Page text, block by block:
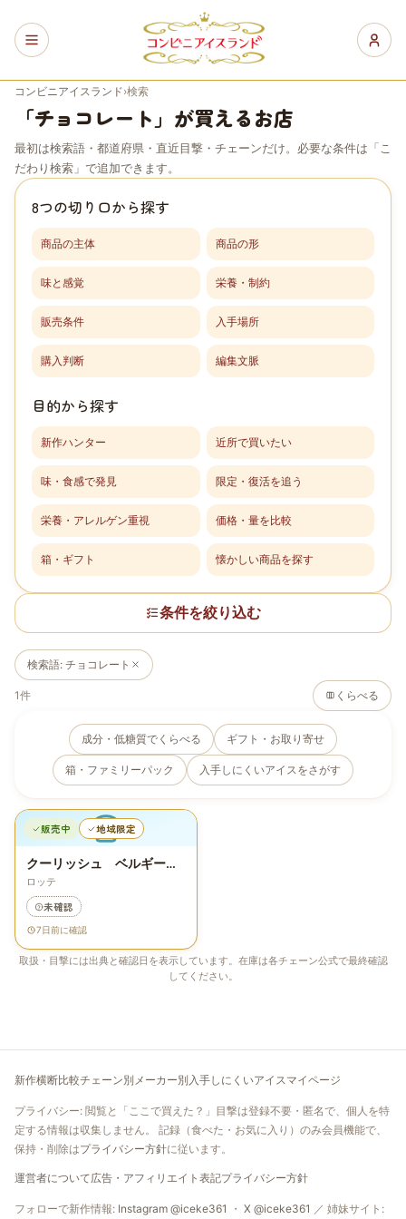
コンビニアイスランド›検索
「チョコレート」が買えるお店
最初は検索語・都道府県・直近目撃・チェーンだけ。必要な条件は「こ
だわり検索」で追加できます。
8つの切り口から探す
商品の主体 商品の形
味と感覚 栄養・制約
販売条件 入手場所
購入判断 編集文脈
目的から探す
新作ハンター 近所で買いたい
味・食感で発見 限定・復活を追う
栄養・アレルゲン重視 価格・量を比較
箱・ギフト 懐かしい商品を探す
条件を絞り込む
検索語: チョコレート
1件 くらべる
成分・低糖質でくらべる ギフト・お取り寄せ
箱・ファミリーパック 入手しにくいアイスをさがす
販売中 地域限定
クーリッシュ ベルギーチョコレート＜夏期限定＞
ロッテ
未確認
7日前に確認
取扱・目撃には出典と確認日を表示しています。在庫は各チェーン公式で最終確認
してください。
新作横断比較チェーン別 メーカー別 入手しにくいアイスマイページ
プライバシー: 閲覧と「ここで買えた？」目撃は登録不要・匿名で、個人を特
定する情報は収集しません。 記録（食べた・お気に入り）のみ会員機能で、
保持・削除はプライバシー方針に従います。
運営者について広告・アフィリエイト表記プライバシー方針
フォローで新作情報: Instagram @iceke361 （新しいタブで開く）
・ X @iceke361 （新しいタブで開
／ 姉妹サイト: